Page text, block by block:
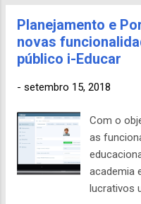
Além
aplicativos
fornece
aplicativos
equipe
na
testá-lo e
Planejamento e
novas
público i-Educar
- setembro 15, 2018
Com o
as
academia
lucrativos